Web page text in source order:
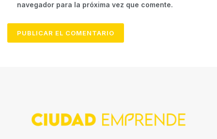
navegador para la próxima vez que comente.